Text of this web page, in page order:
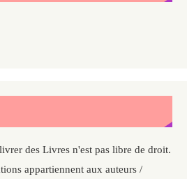
des Livres n'est pas libre de droit.
appartiennent aux auteurs /